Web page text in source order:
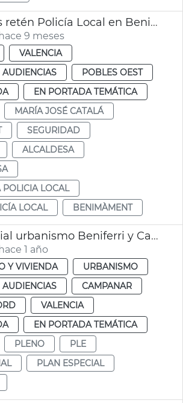
Inicio obras retén Policía Local en Benimàmet
9 meses
VALENCIA
POBLES OEST
EN PORTADA TEMÁTICA
MARÍA JOSÉ CATALÁ
SEGURIDAD
ALCALDESA
POLICIA LOCAL
LOCAL
BENIMÀMENT
Plan especial urbanismo Beniferri y Campanar
1 año
Y VIVIENDA
URBANISMO
CAMPANAR
VALENCIA
EN PORTADA TEMÁTICA
PLENO
PLE
PLAN ESPECIAL